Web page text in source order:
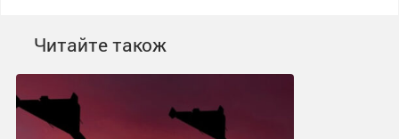
Читайте також